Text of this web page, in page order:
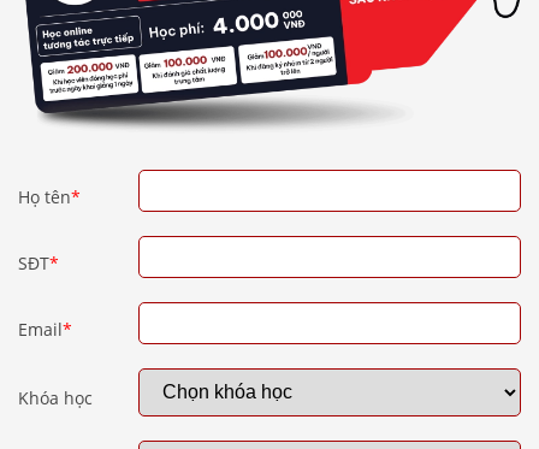
Họ tên*
SĐT*
Email*
Khóa học